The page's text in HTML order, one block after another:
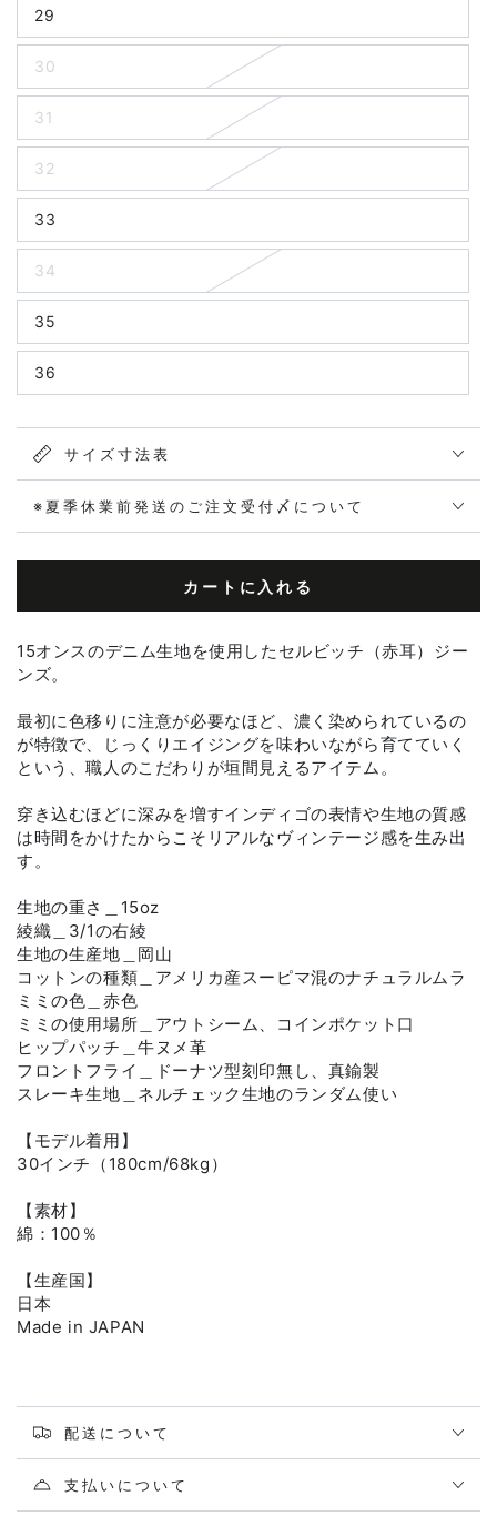
29
30
31
32
33
34
35
36
サイズ寸法表
※夏季休業前発送のご注文受付〆について
カートに入れる
15オンスのデニム生地を使用したセルビッチ（赤耳）ジー
ンズ。
最初に色移りに注意が必要なほど、濃く染められているの
が特徴で、じっくりエイジングを味わいながら育てていく
という、職人のこだわりが垣間見えるアイテム。
穿き込むほどに深みを増すインディゴの表情や生地の質感
は時間をかけたからこそリアルなヴィンテージ感を生み出
す。
生地の重さ＿15oz
綾織＿3/1の右綾
生地の生産地＿岡山
コットンの種類＿アメリカ産スーピマ混のナチュラルムラ
ミミの色＿赤色
ミミの使用場所＿アウトシーム、コインポケット口
ヒップパッチ＿牛ヌメ革
フロントフライ＿ドーナツ型刻印無し、真鍮製
スレーキ生地＿ネルチェック生地のランダム使い
【モデル着用】
30インチ（180cm/68kg）
【素材】
綿：100％
【生産国】
日本
Made in JAPAN
配送について
支払いについて